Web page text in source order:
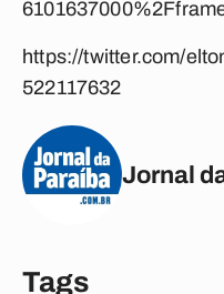
https://twitter.com/
522117632
Jornal
Tags